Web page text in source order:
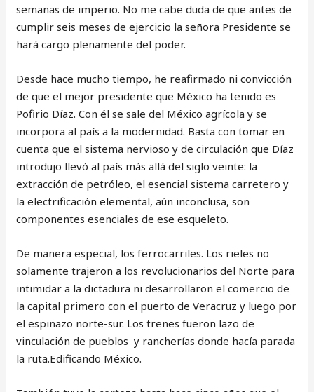
semanas de imperio. No me cabe duda de que antes de
cumplir seis meses de ejercicio la señora Presidente se
hará cargo plenamente del poder.
Desde hace mucho tiempo, he reafirmado ni convicción
de que el mejor presidente que México ha tenido es
Pofirio Díaz. Con él se sale del México agrícola y se
incorpora al país a la modernidad. Basta con tomar en
cuenta que el sistema nervioso y de circulación que Díaz
introdujo llevó al país más allá del siglo veinte: la
extracción de petróleo, el esencial sistema carretero y
la electrificación elemental, aún inconclusa, son
componentes esenciales de ese esqueleto.
De manera especial, los ferrocarriles. Los rieles no
solamente trajeron a los revolucionarios del Norte para
intimidar a la dictadura ni desarrollaron el comercio de
la capital primero con el puerto de Veracruz y luego por
el espinazo norte-sur. Los trenes fueron lazo de
vinculación de pueblos y rancherías donde hacía parada
la ruta.Edificando México.